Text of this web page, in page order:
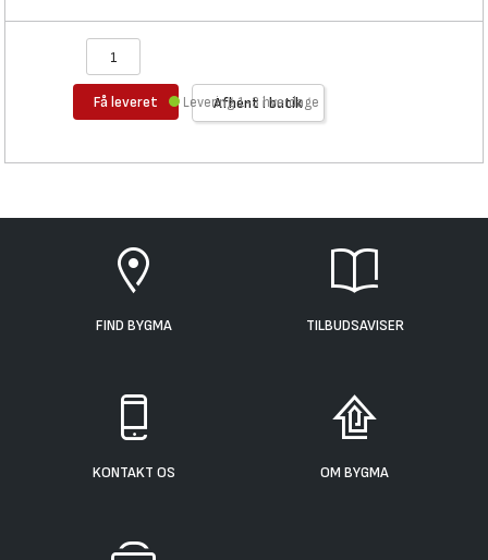
Få leveret Afhent i butik
Levering 1-3 hverdage
FIND BYGMA TILBUDSAVISER
KONTAKT OS OM BYGMA